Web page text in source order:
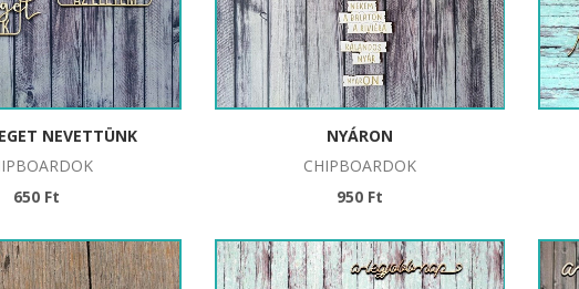
NEVETTÜNK
650 Ft
NYÁRON
CHIPBOARDOK
950 Ft